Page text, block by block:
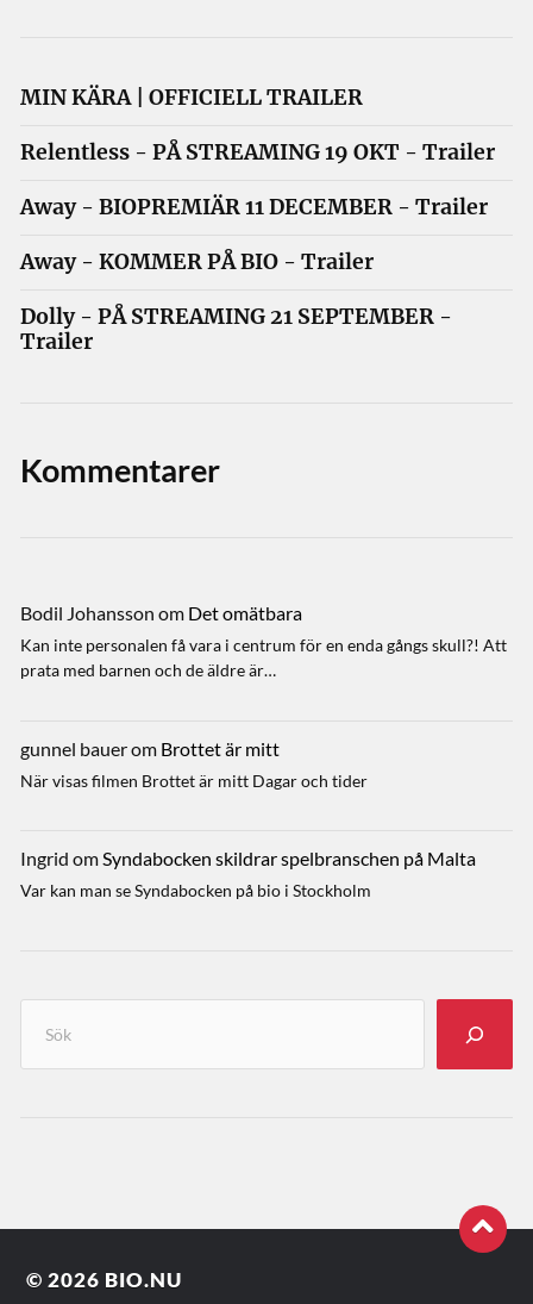
MIN KÄRA | OFFICIELL TRAILER
Relentless - PÅ STREAMING 19 OKT - Trailer
Away - BIOPREMIÄR 11 DECEMBER - Trailer
Away - KOMMER PÅ BIO - Trailer
Dolly - PÅ STREAMING 21 SEPTEMBER -
Trailer
Kommentarer
Bodil Johansson om Det omätbara
Kan inte personalen få vara i centrum för en enda gångs skull?! Att
prata med barnen och de äldre är…
gunnel bauerom Brottet är mitt
När visas filmen Brottet är mitt Dagar och tider
Ingrid omSyndabocken skildrar spelbranschen på Malta
Var kan man se Syndabocken på bio i Stockholm
© 2026 BIO.NU